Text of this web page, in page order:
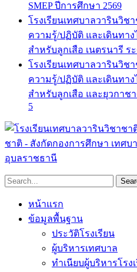
SMEP ปีการศึกษา 2569
โรงเรียนเทศบาลวารินวิ
ความรู้/ปฏิบัติ และเดินทาง
สำหรับลูกเสือ เนตรนารี
โรงเรียนเทศบาลวารินวิ
ความรู้/ปฏิบัติ และเดินทาง
สำหรับลูกเสือ และยุวกาช
5
ชาติ - สังกัดกองการศึกษา เทศบ
อุบลราชธานี
หน้าแรก
ข้อมูลพื้นฐาน
ประวัติโรงเรียน
ผู้บริหารเทศบาล
ทำเนียบผู้บริหารโรง